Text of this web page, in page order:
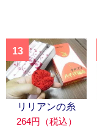
13
リリアンの糸
264円（税込）